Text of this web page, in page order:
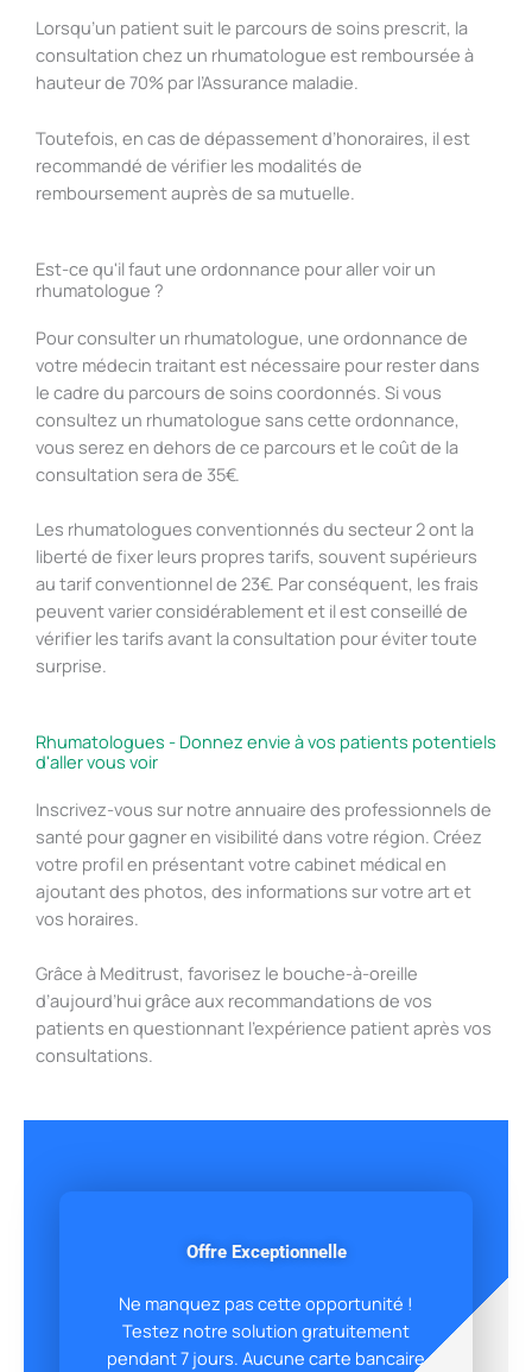
Lorsqu’un patient suit le parcours de soins prescrit, la
consultation chez un rhumatologue est remboursée à
hauteur de 70% par l’Assurance maladie.
Toutefois, en cas de dépassement d’honoraires, il est
recommandé de vérifier les modalités de
remboursement auprès de sa mutuelle.
Est-ce qu'il faut une ordonnance pour aller voir un
rhumatologue ?
Pour consulter un rhumatologue, une ordonnance de
votre médecin traitant est nécessaire pour rester dans
le cadre du parcours de soins coordonnés. Si vous
consultez un rhumatologue sans cette ordonnance,
vous serez en dehors de ce parcours et le coût de la
consultation sera de 35€.
Les rhumatologues conventionnés du secteur 2 ont la
liberté de fixer leurs propres tarifs, souvent supérieurs
au tarif conventionnel de 23€. Par conséquent, les frais
peuvent varier considérablement et il est conseillé de
vérifier les tarifs avant la consultation pour éviter toute
surprise.
Rhumatologues - Donnez envie à vos patients potentiels
d'aller vous voir
Inscrivez-vous sur notre annuaire des professionnels de
santé pour gagner en visibilité dans votre région. Créez
votre profil en présentant votre cabinet médical en
ajoutant des photos, des informations sur votre art et
vos horaires.
Grâce à Meditrust, favorisez le bouche-à-oreille
d’aujourd’hui grâce aux recommandations de vos
patients en questionnant l’expérience patient après vos
consultations.
Offre Exceptionnelle
Ne manquez pas cette opportunité !
Testez notre solution gratuitement
pendant 7 jours. Aucune carte bancaire